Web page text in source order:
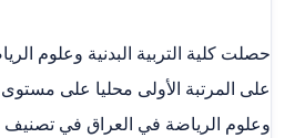
حصلت كلية التربية البدنية وعلوم
على المرتبة الأولى محليا على مستوى
وعلوم الرياضة في العراق في تصنيف